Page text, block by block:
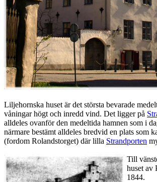
Liljehornska huset är det största bevarade
våningar högt och inredd vind. Det ligger på
alldeles ovanför den medeltida hamnen som i
närmare bestämt alldeles bredvid en plats som
(fordom Rolandstorget) där lilla Strandporten
Till
huset av
1844.